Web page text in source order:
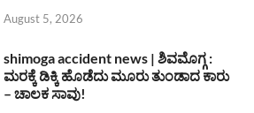
August 5, 2026
shimoga accident news | ಶಿವಮೊಗ್ಗ :
ಮರಕ್ಕೆ ಡಿಕ್ಕಿ ಹೊಡೆದು ಮೂರು ತುಂಡಾದ ಕಾರು
– ಚಾಲಕ ಸಾವು!